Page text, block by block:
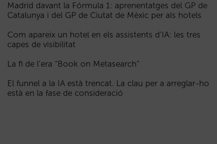
Madrid davant la Fórmula 1: aprenentatges del GP de
Catalunya i del GP de Ciutat de Mèxic per als hotels
Com apareix un hotel en els assistents d’IA: les tres
capes de visibilitat
La fi de l’era “Book on Metasearch”
El funnel a la IA està trencat. La clau per a arreglar-ho
està en la fase de consideració